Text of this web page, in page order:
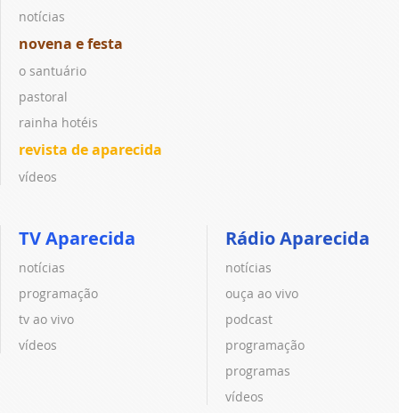
notícias
novena e festa
o santuário
pastoral
rainha hotéis
revista de aparecida
vídeos
TV Aparecida
notícias
programação
tv ao vivo
vídeos
Rádio Aparecida
notícias
ouça ao vivo
podcast
programação
programas
vídeos